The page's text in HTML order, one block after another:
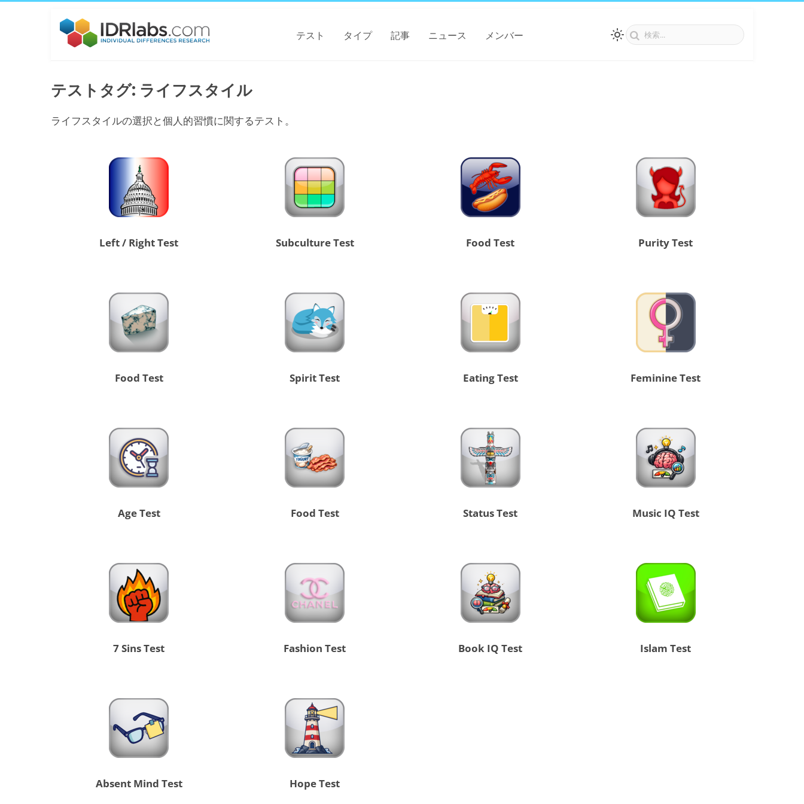
テスト タイプ 記事 ニュース メンバー
テストタグ: ライフスタイル
ライフスタイルの選択と個人的習慣に関するテスト。
Left / Right Test Subculture Test Food Test Purity Test
Food Test Spirit Test Eating Test Feminine Test
Age Test Food Test Status Test Music IQ Test
7 Sins Test Fashion Test Book IQ Test Islam Test
Absent Mind Test Hope Test